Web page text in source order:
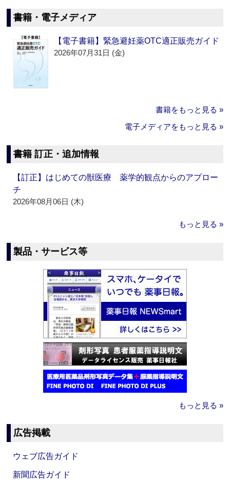
書籍・電子メディア
【電子書籍】緊急避妊薬OTC適正販売ガイド
2026年07月31日 (金)
書籍をもっと見る »
電子メディアをもっと見る »
書籍 訂正・追加情報
【訂正】はじめての獣医療 薬学的観点からのアプロー
チ
2026年08月06日 (木)
もっと見る »
製品・サービス等
もっと見る »
広告掲載
ウェブ広告ガイド
新聞広告ガイド